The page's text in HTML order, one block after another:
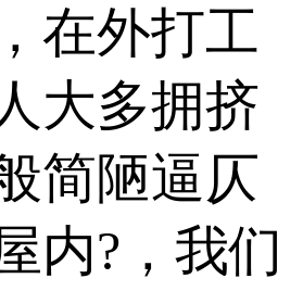
在外打工
大多拥挤
简陋逼仄
内?，我们